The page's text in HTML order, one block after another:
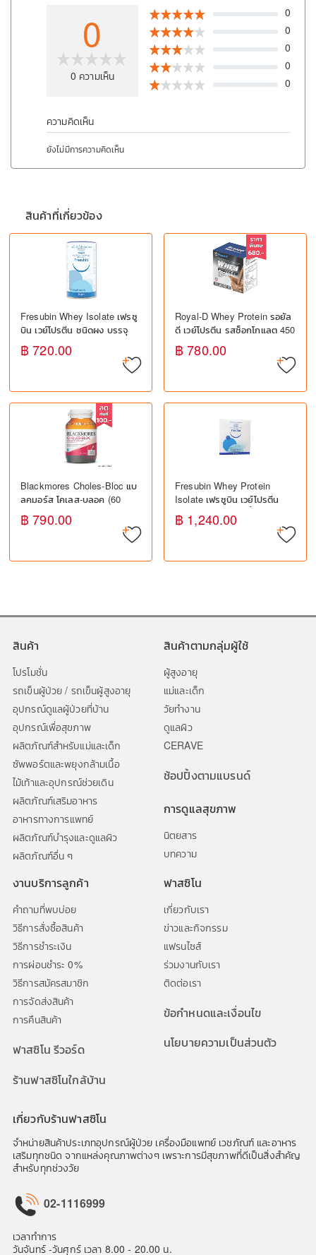
0
0 ความเห็น
0
0
0
0
0
ความคิดเห็น
ยังไม่มีการความคิดเห็น
สินค้าที่เกี่ยวข้อง
Fresubin Whey Isolate เฟรซู
บิน เวย์โปรตีน ชนิดผง บรรจุ
กระป๋อง (300 กรัม) – ปราศจาก
แลคโตส ปราศจากไฟเบอร์
฿ 720.00
Royal-D Whey Protein รอยัล
ดี เวย์โปรตีน รสช็อกโกแลต 450
กรัม –โปรตีนเสริมอาหาร, เสริม
สร้างกล้ามเนื้อ
฿ 780.00
Blackmores Choles-Bloc แบ
ลคมอร์ส โคเลส-บลอค (60
แคปซูล)
฿ 790.00
Fresubin Whey Protein
Isolate เฟรซูบิน เวย์โปรตีน
เสริมโปรตีน กล้ามเนื้อ 40 ซอง
฿ 1,240.00
สินค้า
โปรโมชั่น
รถเข็นผู้ป่วย / รถเข็นผู้สูงอายุ
อุปกรณ์ดูแลผู้ป่วยที่บ้าน
อุปกรณ์เพื่อสุขภาพ
ผลิตภัณฑ์สำหรับแม่และเด็ก
ซัพพอร์ตและพยุงกล้ามเนื้อ
ไม้เท้าและอุปกรณ์ช่วยเดิน
ผลิตภัณฑ์เสริมอาหาร
อาหารทางการแพทย์
ผลิตภัณฑ์บำรุงและดูแลผิว
ผลิตภัณฑ์อื่น ๆ
สินค้าตามกลุ่มผู้ใช้
ผู้สูงอายุ
แม่และเด็ก
วัยทำงาน
ดูแลผิว
CERAVE
ช้อปปิ้งตามแบรนด์
การดูแลสุขภาพ
นิตยสาร
บทความ
งานบริการลูกค้า
คำถามที่พบบ่อย
วิธีการสั่งซื้อสินค้า
วิธีการชำระเงิน
การผ่อนชำระ 0%
วิธีการสมัครสมาชิก
การจัดส่งสินค้า
การคืนสินค้า
ฟาสซิโน รีวอร์ด
ร้านฟาสซิโนใกล้บ้าน
ฟาสซิโน
เกี่ยวกับเรา
ข่าวและกิจกรรม
แฟรนไซส์
ร่วมงานกับเรา
ติดต่อเรา
ข้อกำหนดและเงื่อนไข
นโยบายความเป็นส่วนตัว
เกี่ยวกับร้านฟาสซิโน
จำหน่ายสินค้าประเภทอุปกรณ์ผู้ป่วย เครื่องมือแพทย์ เวชภัณฑ์ และอาหาร
เสริมทุกชนิด จากแหล่งคุณภาพต่างๆ เพราะการมีสุขภาพที่ดีเป็นสิ่งสำคัญ
สำหรับทุกช่วงวัย
02-1116999
เวลาทำการ
วันจันทร์ -วันศุกร์ เวลา 8.00 - 20.00 น.